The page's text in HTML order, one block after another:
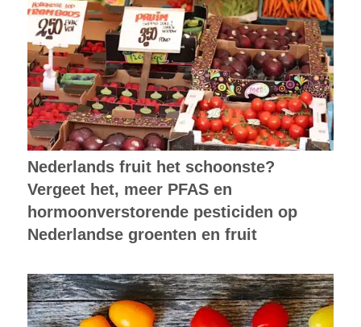
Nederlands fruit het schoonste?
Vergeet het, meer PFAS en
hormoonverstorende pesticiden op
Nederlandse groenten en fruit